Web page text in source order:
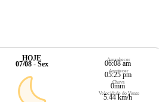
HOJE
07/08 - Sex
Amanhecer
06:08 am
Anoitecer
05:25 pm
Chuva
0mm
Velocidade do Vento
5.44 km/h